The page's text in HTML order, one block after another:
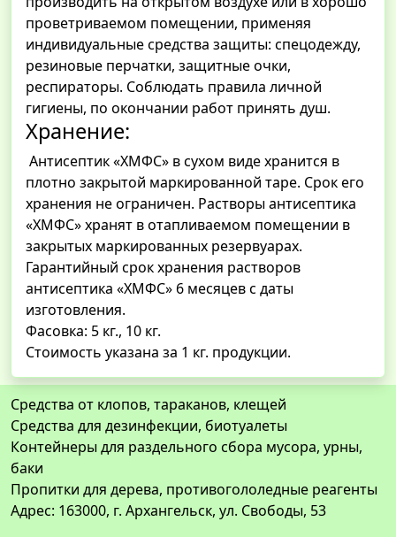
проветриваемом помещении, применяя
индивидуальные средства защиты: спецодежду,
резиновые перчатки, защитные очки,
респираторы. Соблюдать правила личной
гигиены, по окончании работ принять душ.
Хранение:
Антисептик «ХМФС» в сухом виде хранится в
плотно закрытой маркированной таре. Срок его
хранения не ограничен. Растворы антисептика
«ХМФС» хранят в отапливаемом помещении в
закрытых маркированных резервуарах.
Гарантийный срок хранения растворов
антисептика «ХМФС» 6 месяцев с даты
изготовления.
Фасовка: 5 кг., 10 кг.
Стоимость указана за 1 кг. продукции.
Средства от клопов, тараканов, клещей
Средства для дезинфекции, биотуалеты
Контейнеры для раздельного сбора мусора, урны,
баки
Пропитки для дерева, противогололедные реагенты
Адрес: 163000, г. Архангельск, ул. Свободы, 53